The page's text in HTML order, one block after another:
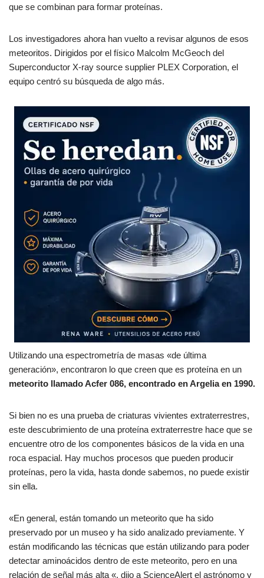
que se combinan para formar proteínas.
Los investigadores ahora han vuelto a revisar algunos de esos
meteoritos. Dirigidos por el físico Malcolm McGeoch del
Superconductor X-ray source supplier PLEX Corporation, el
equipo centró su búsqueda de algo más.
Utilizando una espectrometría de masas «de última
generación», encontraron lo que creen que es proteína en un
meteorito llamado Acfer 086, encontrado en Argelia en 1990.
Si bien no es una prueba de criaturas vivientes extraterrestres,
este descubrimiento de una proteína extraterrestre hace que se
encuentre otro de los componentes básicos de la vida en una
roca espacial. Hay muchos procesos que pueden producir
proteínas, pero la vida, hasta donde sabemos, no puede existir
sin ella.
«En general, están tomando un meteorito que ha sido
preservado por un museo y ha sido analizado previamente. Y
están modificando las técnicas que están utilizando para poder
detectar aminoácidos dentro de este meteorito, pero en una
relación de señal más alta «, dijo a ScienceAlert el astrónomo y